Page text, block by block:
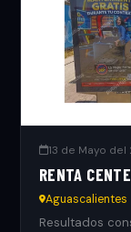
13 de Mayo
RENTA
Aguascalientes
Resultados